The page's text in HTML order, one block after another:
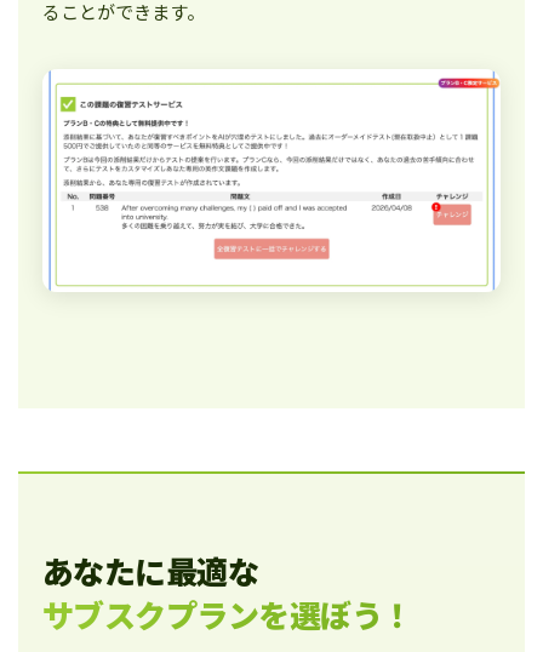
ることができます。
あなたに最適な
サブスクプランを選ぼう！